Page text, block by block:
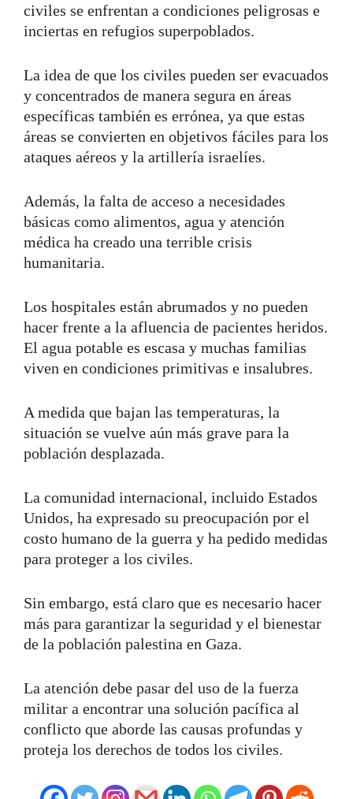
civiles se enfrentan a condiciones peligrosas e
inciertas en refugios superpoblados.
La idea de que los civiles pueden ser evacuados
y concentrados de manera segura en áreas
específicas también es errónea, ya que estas
áreas se convierten en objetivos fáciles para los
ataques aéreos y la artillería israelíes.
Además, la falta de acceso a necesidades
básicas como alimentos, agua y atención
médica ha creado una terrible crisis
humanitaria.
Los hospitales están abrumados y no pueden
hacer frente a la afluencia de pacientes heridos.
El agua potable es escasa y muchas familias
viven en condiciones primitivas e insalubres.
A medida que bajan las temperaturas, la
situación se vuelve aún más grave para la
población desplazada.
La comunidad internacional, incluido Estados
Unidos, ha expresado su preocupación por el
costo humano de la guerra y ha pedido medidas
para proteger a los civiles.
Sin embargo, está claro que es necesario hacer
más para garantizar la seguridad y el bienestar
de la población palestina en Gaza.
La atención debe pasar del uso de la fuerza
militar a encontrar una solución pacífica al
conflicto que aborde las causas profundas y
proteja los derechos de todos los civiles.